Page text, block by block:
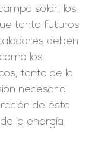
solar, los
tanto futuros
deben
los
tanto de la
necesaria
de ésta
la energía